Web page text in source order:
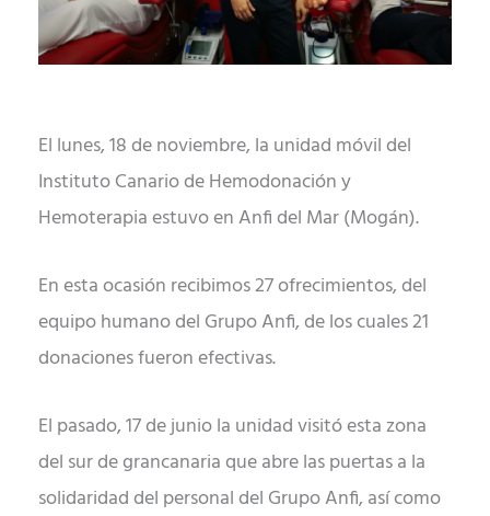
El lunes, 18 de noviembre, la unidad móvil del
Instituto Canario de Hemodonación y
Hemoterapia estuvo en Anfi del Mar (Mogán).
En esta ocasión recibimos 27 ofrecimientos, del
equipo humano del Grupo Anfi, de los cuales 21
donaciones fueron efectivas.
El pasado, 17 de junio la unidad visitó esta zona
del sur de grancanaria que abre las puertas a la
solidaridad del personal del Grupo Anfi, así como